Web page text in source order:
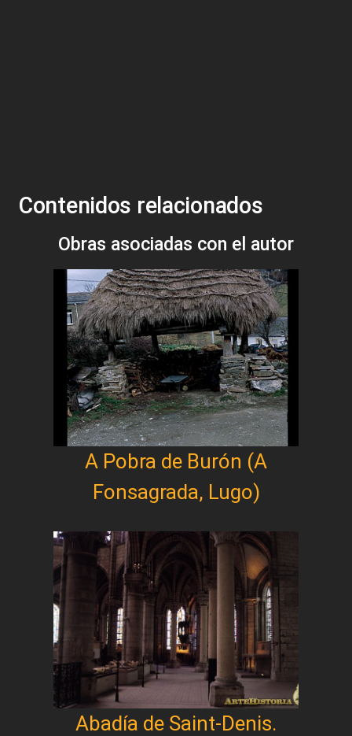
Contenidos relacionados
Obras asociadas con el autor
A Pobra de Burón (A
Fonsagrada, Lugo)
Abadía de Saint-Denis.